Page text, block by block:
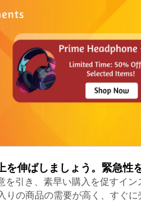
伸ばしましょう。緊急性
引き、素早い購入を促すイ
りの商品の需要が高く、すぐ